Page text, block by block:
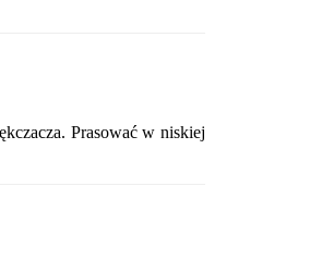
Prasować w niskiej